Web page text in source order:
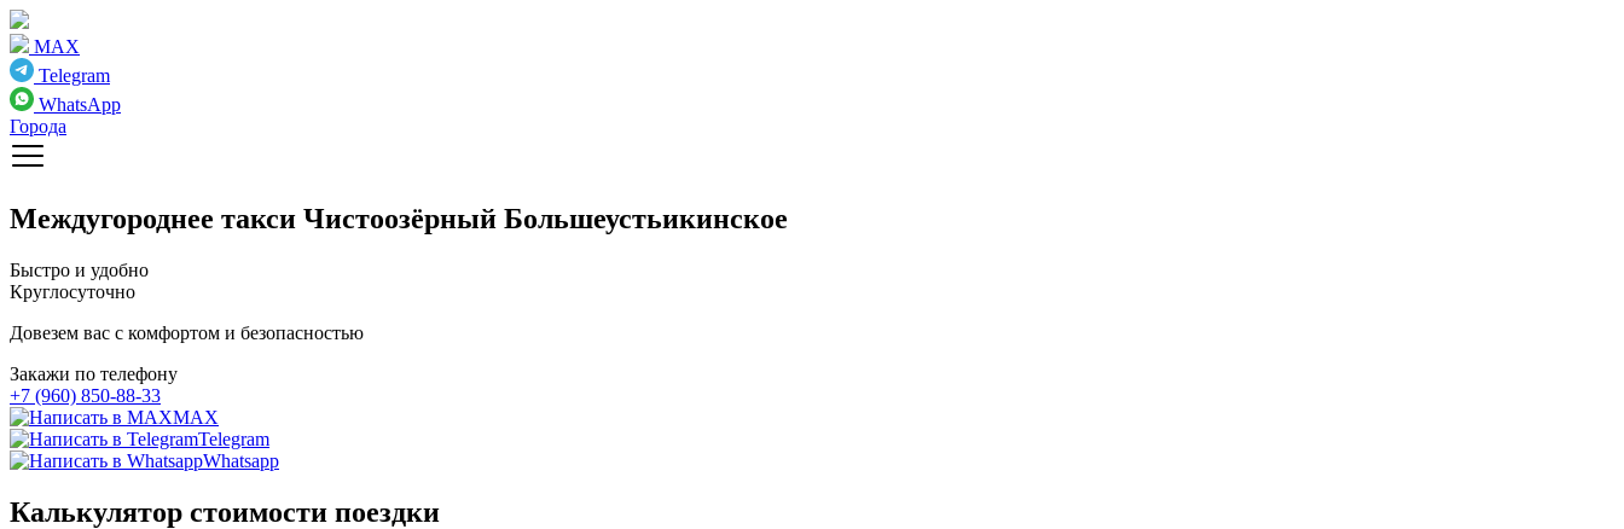
MAX
Telegram
WhatsApp
Города
Междугороднее такси Чистоозёрный Большеустьикинское
Быстро и удобно
Круглосуточно
Довезем вас с комфортом и безопасностью
Закажи по телефону
+7 (960) 850-88-33
MAX
Telegram
Whatsapp
Калькулятор стоимости поездки